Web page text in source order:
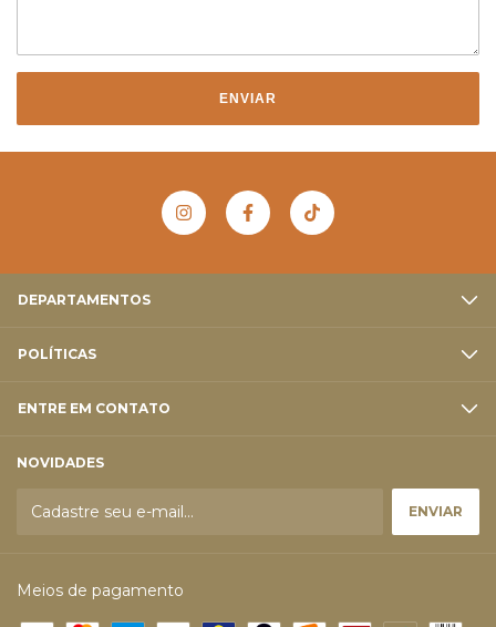
ENVIAR
DEPARTAMENTOS
POLÍTICAS
ENTRE EM CONTATO
NOVIDADES
Meios de pagamento